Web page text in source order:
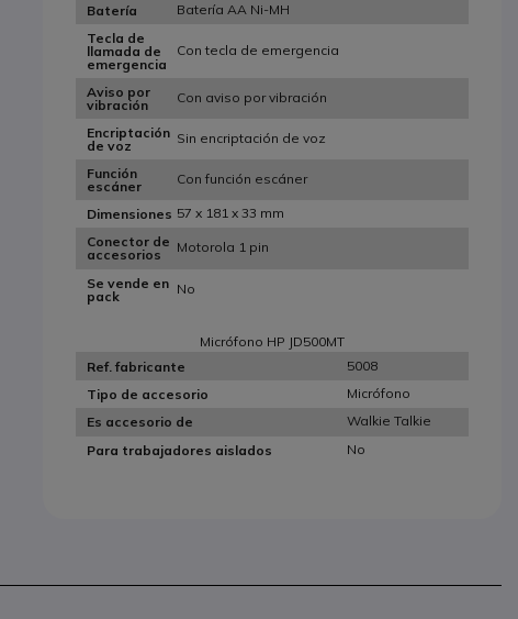
Batería
Batería AA Ni-MH
Tecla de
llamada de
emergencia
Con tecla de emergencia
Aviso por
vibración
Con aviso por vibración
Encriptación
de voz
Sin encriptación de voz
Función
escáner
Con función escáner
Dimensiones 57 x 181 x 33 mm
Conector de
accesorios
Motorola 1 pin
Se vende en
pack
No
Micrófono HP JD500MT
Ref. fabricante
5008
Tipo de accesorio
Micrófono
Es accesorio de
Walkie Talkie
Para trabajadores aislados
No